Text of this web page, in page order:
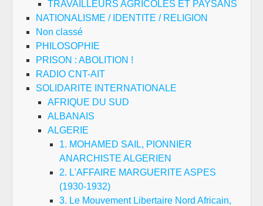
TRAVAILLEURS AGRICOLES ET PAYSANS
NATIONALISME / IDENTITE / RELIGION
Non classé
PHILOSOPHIE
PRISON : ABOLITION !
RADIO CNT-AIT
SOLIDARITE INTERNATIONALE
AFRIQUE DU SUD
ALBANAIS
ALGERIE
1. MOHAMED SAIL, PIONNIER
ANARCHISTE ALGERIEN
2. L'AFFAIRE MARGUERITE ASPES
(1930-1932)
3. Le Mouvement Libertaire Nord Africain,